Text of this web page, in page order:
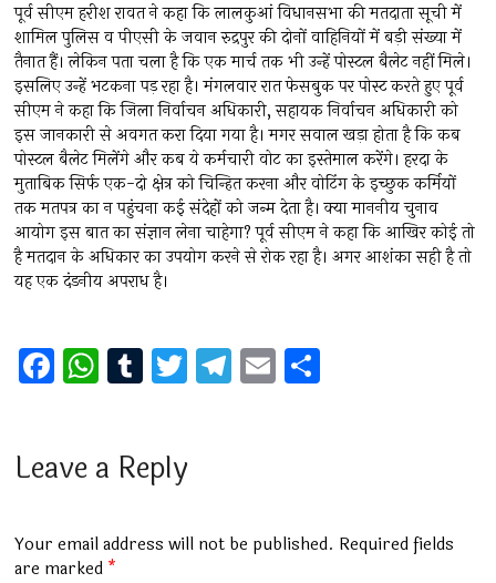
पूर्व सीएम हरीश रावत ने कहा कि लालकुआं विधानसभा की मतदाता सूची में
शामिल पुलिस व पीएसी के जवान रुद्रपुर की दोनों वाहिनियों में बड़ी संख्या में
तैनात हैं। लेकिन पता चला है कि एक मार्च तक भी उन्हें पोस्टल बैलेट नहीं मिले।
इसलिए उन्हें भटकना पड़ रहा है। मंगलवार रात फेसबुक पर पोस्ट करते हुए पूर्व
सीएम ने कहा कि जिला निर्वाचन अधिकारी, सहायक निर्वाचन अधिकारी को
इस जानकारी से अवगत करा दिया गया है। मगर सवाल खड़ा होता है कि कब
पोस्टल बैलेट मिलेंगे और कब ये कर्मचारी वोट का इस्तेमाल करेंगे। हरदा के
मुताबिक सिर्फ एक-दो क्षेत्र को चिन्हित करना और वोटिंग के इच्छुक कर्मियों
तक मतपत्र का न पहुंचना कई संदेहों को जन्म देता है। क्या माननीय चुनाव
आयोग इस बात का संज्ञान लेना चाहेगा? पूर्व सीएम ने कहा कि आखिर कोई तो
है मतदान के अधिकार का उपयोग करने से रोक रहा है। अगर आशंका सही है तो
यह एक दंडनीय अपराध है।
F
a
b
o
W
h
s
p
T
u
bl
T
wi
er
T
el
m
E
m
Leave a Reply
Your email address will not be published. Required fields
are marked *